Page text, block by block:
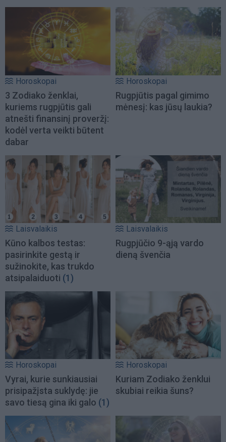
Horoskopai
3 Zodiako ženklai,
kuriems rugpjūtis gali
atnešti finansinį proveržį:
kodėl verta veikti būtent
dabar
Horoskopai
Rugpjūtis pagal gimimo
mėnesį: kas jūsų laukia?
Laisvalaikis
Kūno kalbos testas:
pasirinkite gestą ir
sužinokite, kas trukdo
atsipalaiduoti (1)
Laisvalaikis
Rugpjūčio 9-ąją vardo
dieną švenčia
Horoskopai
Vyrai, kurie sunkiausiai
prisipažįsta suklydę: jie
savo tiesą gina iki galo (1)
Horoskopai
Kuriam Zodiako ženklui
skubiai reikia šuns?